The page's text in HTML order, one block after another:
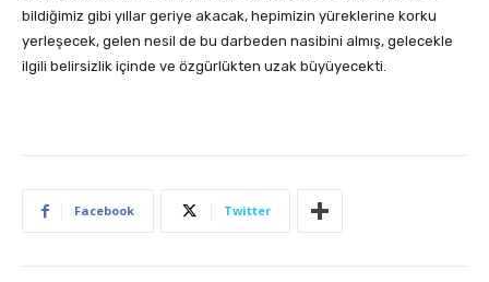
bildiğimiz gibi yıllar geriye akacak, hepimizin yüreklerine korku
yerleşecek, gelen nesil de bu darbeden nasibini almış, gelecekle
ilgili belirsizlik içinde ve özgürlükten uzak büyüyecekti.
Facebook Twitter